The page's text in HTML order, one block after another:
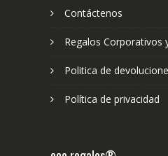
Contáctenos
Regalos Corporativos
Politica de
Política de privacidad